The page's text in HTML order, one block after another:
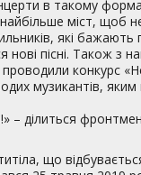
в такому
міст, щоб
які бажають
пісні. Також з
конкурс
музикантів,
– ділиться
що